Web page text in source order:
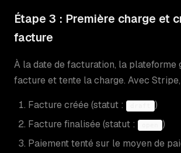
Étape 3 : Première charge et
facture
À la date de facturation, la plateforme
facture et tente la charge. Avec
Facture créée (statut :
)
Facture finalisée (statut :
)
Paiement tenté sur le moyen de